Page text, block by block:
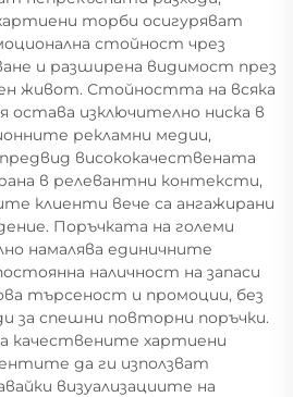
торби осигуряват
стойност чрез
и разширена видимост през
живот. Стойността на всяка
остава изключително ниска в
рекламни медии,
висококачествената
в релевантни контексти,
клиенти вече са ангажирани
Поръчката на големи
намалява единичните
наличност на запаси
търсеност и промоции, без
за спешни повторни поръчки.
качествените хартиени
да ги използват
визуализациите на